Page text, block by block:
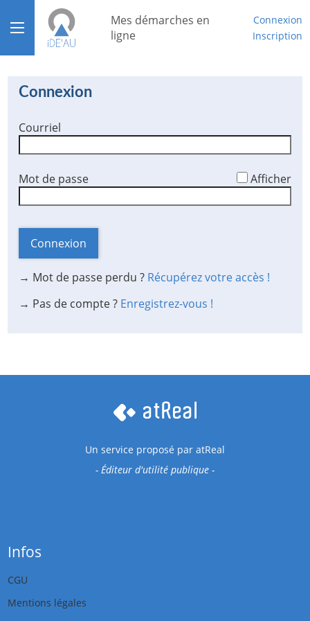
Mes démarches en
ligne
Connexion
Inscription
Ouvrir le menu
Connexion
Courriel
*
Mot de passe Afficher
Connexion
→ Mot de passe perdu ? Récupérez votre accès !
→ Pas de compte ? Enregistrez-vous !
Un service proposé par atReal
- Éditeur d'utilité publique -
Infos
CGU
Mentions légales